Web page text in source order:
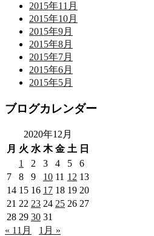
2015年11月
2015年10月
2015年9月
2015年8月
2015年7月
2015年6月
2015年5月
ブログカレンダー
2020年12月
月 火 水 木 金 土 日
1
2 3 4 5
6
7
8 9 10 11 12 13
14 15 16 17 18 19 20
21 22 23 24 25 26 27
28 29 30 31
« 11月
1月 »